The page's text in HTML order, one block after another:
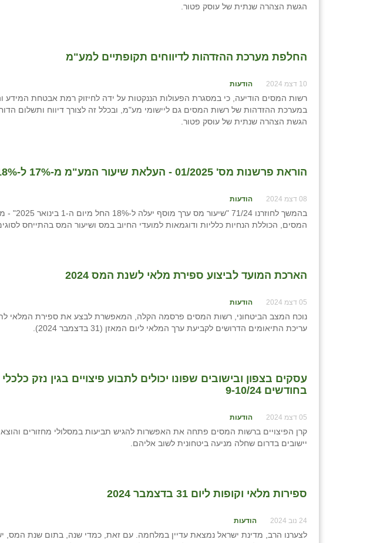
הגשת הצהרה שנתית של עוסק פטור.
החלפת מערכת ההזדהות לדיווחים תקופתיים למע"מ
10 דצמ 2024 הודעות
רשות המסים הודיעה, כי במסגרת הפעולות הננקטות על ידה לחיזוק רמת אבטחת המידע
במערכת ההזדהות של רשות המסים גם ליישומי מע"מ, ובכלל זה לצורך דיווח ותשלום
הגשת הצהרה שנתית של עוסק פטור.
הוראת פרשנות מס' 01/2025 - העלאת שיעור המע"מ מ-17% ל-18%
08 דצמ 2024 הודעות
המסים, הכוללת הנחיות כלליות ודוגמאות למועדי החיוב במס ושיעור המס בהתייחס
הארכת המועד לביצוע ספירת מלאי לשנת המס 2024
05 דצמ 2024 הודעות
עריכת התיאומים הדרושים לקביעת ערך המלאי ליום המאזן (31 בדצמבר 2024).
עסקים בצפון ובישובים שפונו יכולים לתבוע פיצויים בגין נזק
בחודשים 9-10/24
05 דצמ 2024 הודעות
יישובים בדרום שחלה מניעה ביטחונית לשוב אליהם.
ספירות מלאי וקופות ליום 31 בדצמבר 2024
24 נוב 2024 הודעות
לצערנו הרב, מדינת ישראל נמצאת עדיין במלחמה. עם זאת, כמדי שנה, בתום שנת המס,